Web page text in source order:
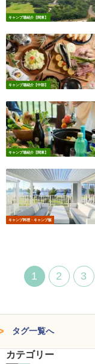
キャンプ場紹介【関東】
キャンプ場紹介【中部】
キャンプ場紹介【関東】
キャンプ料理・キャンプ飯
1
2 3
タグ一覧へ
カテゴリー